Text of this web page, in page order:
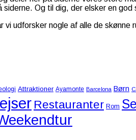
Og til dig, der elsker en
vi udforsker nogle af alle de
Attraktioner Ayamonte Barcelona Børn
Restauranter Rom